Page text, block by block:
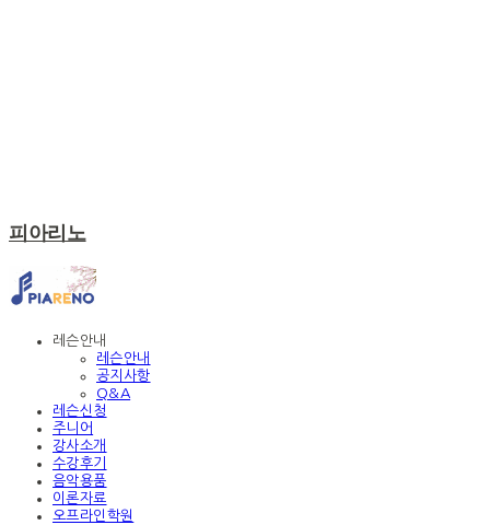
피아리노
레슨안내
레슨안내
공지사항
Q&A
레슨신청
주니어
강사소개
수강후기
음악용품
이론자료
오프라인학원